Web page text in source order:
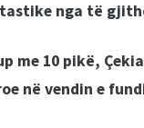
nga të
me 10 pikë,
në vendin e